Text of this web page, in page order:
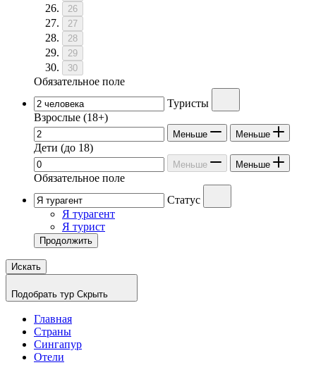
26
27
28
29
30
Обязательное поле
Туристы
Взрослые (18+)
Меньше Меньше
Дети (до 18)
Меньше Меньше
Обязательное поле
Статус
Я турагент
Я турист
Продолжить
Искать
Подобрать тур Скрыть
Главная
Страны
Сингапур
Отели